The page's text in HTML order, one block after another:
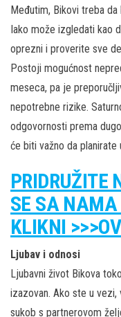
Međutim, Bikovi treba da
Iako može izgledati kao
oprezni i proverite sve
Postoji mogućnost
meseca, pa je
nepotrebne rizike.
odgovornosti prema
će biti važno da planirate
PRIDRUŽITE
SE SA
KLIKNI
Ljubav i odnosi
Ljubavni život Bikova
izazovan. Ako ste u
sukob s partnerovom